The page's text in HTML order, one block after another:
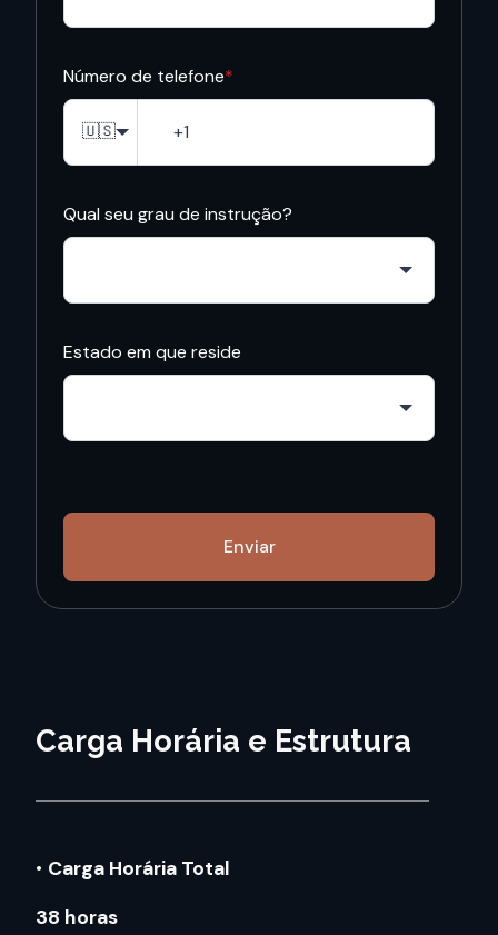
Número de telefone*
🇺🇸
Qual seu grau de instrução?
Estado em que reside
Enviar
Carga Horária e Estrutura
• Carga Horária Total
38 horas